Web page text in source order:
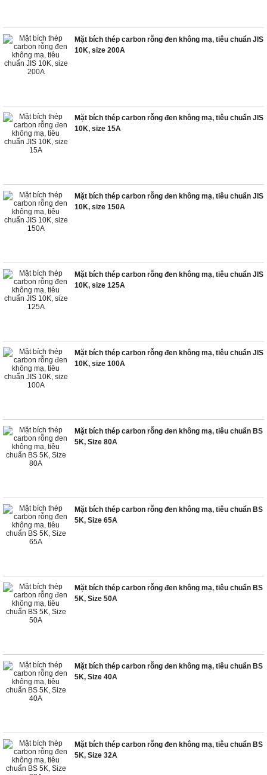
Mặt bích thép carbon rỗng đen không mạ, tiêu chuẩn JIS
10K, size 200A
Mặt bích thép carbon rỗng đen không mạ, tiêu chuẩn JIS
10K, size 15A
Mặt bích thép carbon rỗng đen không mạ, tiêu chuẩn JIS
10K, size 150A
Mặt bích thép carbon rỗng đen không mạ, tiêu chuẩn JIS
10K, size 125A
Mặt bích thép carbon rỗng đen không mạ, tiêu chuẩn JIS
10K, size 100A
Mặt bích thép carbon rỗng đen không mạ, tiêu chuẩn BS
5K, Size 80A
Mặt bích thép carbon rỗng đen không mạ, tiêu chuẩn BS
5K, Size 65A
Mặt bích thép carbon rỗng đen không mạ, tiêu chuẩn BS
5K, Size 50A
Mặt bích thép carbon rỗng đen không mạ, tiêu chuẩn BS
5K, Size 40A
Mặt bích thép carbon rỗng đen không mạ, tiêu chuẩn BS
5K, Size 32A